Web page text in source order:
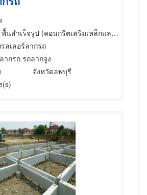
นสำเร็จรูป (คอนกรีตเสริมเหล็กและอัดแรง),เหล็ก,รอก
รลเลอร์ลากรถ
ากรถ รถลากจูง
จังหวัดลพบุรี